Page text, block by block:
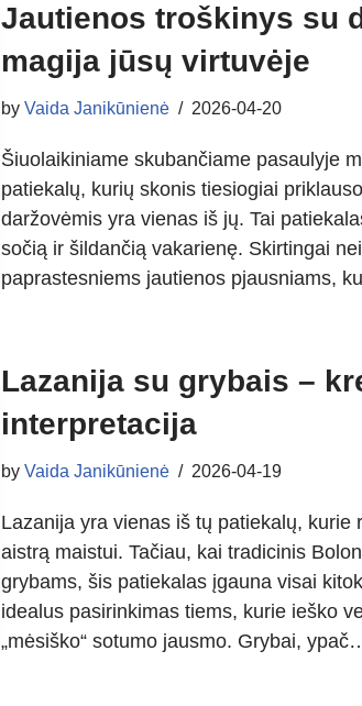
Jautienos troškinys su
magija jūsų virtuvėje
by Vaida Janikūnienė 2026-04-20
Šiuolaikiniame skubančiame pasaulyje
patiekalų, kurių skonis tiesiogiai
daržovėmis yra vienas iš jų. Tai
sočią ir šildančią vakarienę. Skirtingai
paprastesniems jautienos pjausniams,
Lazanija su grybais –
interpretacija
by Vaida Janikūnienė 2026-04-19
Lazanija yra vienas iš tų patiekalų,
aistrą maistui. Tačiau, kai tradicinis
grybams, šis patiekalas įgauna visai
idealus pasirinkimas tiems, kurie ieško
„mėsiško“ sotumo jausmo. Grybai,